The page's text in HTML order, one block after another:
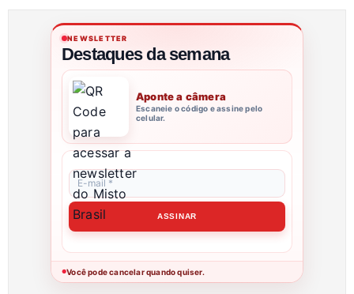
NEWSLETTER
Destaques da semana
Aponte a câmera
Escaneie o código e assine pelo
celular.
●Você pode cancelar quando quiser.